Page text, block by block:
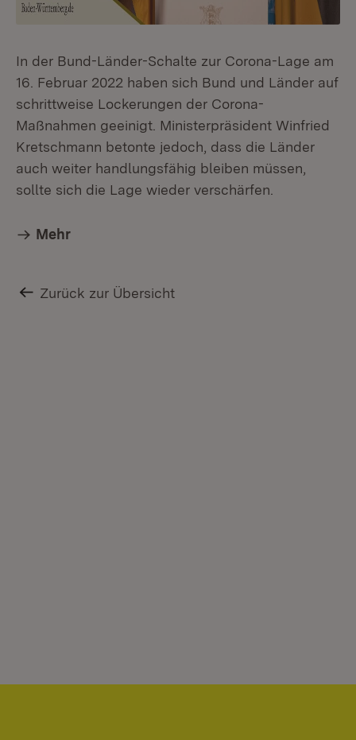
In der Bund-Länder-Schalte zur Corona-Lage am
16. Februar 2022 haben sich Bund und Länder auf
schrittweise Lockerungen der Corona-
Maßnahmen geeinigt. Ministerpräsident Winfried
Kretschmann betonte jedoch, dass die Länder
auch weiter handlungsfähig bleiben müssen,
sollte sich die Lage wieder verschärfen.
Mehr
Zurück zur Übersicht